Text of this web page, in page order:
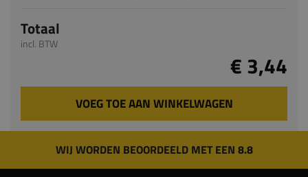
WIJ WORDEN BEOORDEELD MET EEN 8.8
PRODUCTEN SERVICE